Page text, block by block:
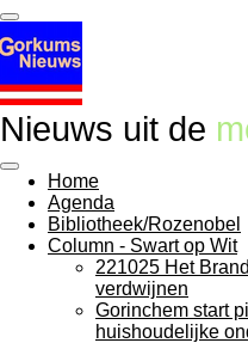
Ga
direct
naar
de
hoofdinhoud
Nieuws uit de
Home
Agenda
Bibliotheek/Rozenobel
Column - Swart op Wit
221025 Het
verdwijnen
Gorinchem start
huishoudelijke